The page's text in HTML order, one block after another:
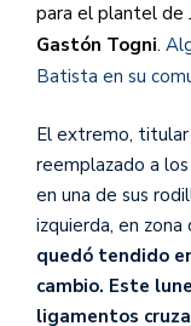
para el plantel de
Gastón Togni.
Batista en su
El extremo,
reemplazado a
en una de sus
izquierda, en zona
quedó tendido
cambio. Este
ligamentos